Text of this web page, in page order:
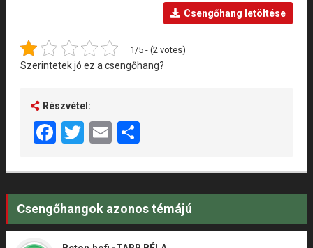
Csengőhang letöltése
1/5 - (2 votes)
Szerintetek jó ez a csengőhang?
Részvétel:
Facebook
Twitter
EmailShare
Csengőhangok azonos témájú